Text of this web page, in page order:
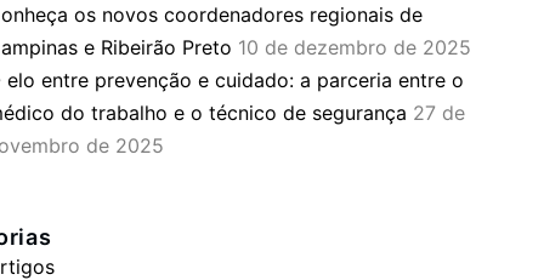
os novos coordenadores regionais de
e Ribeirão Preto 10 de dezembro de 2025
elo entre prevenção e cuidado: a parceria entre o
do trabalho e o técnico de segurança 27 de
de 2025